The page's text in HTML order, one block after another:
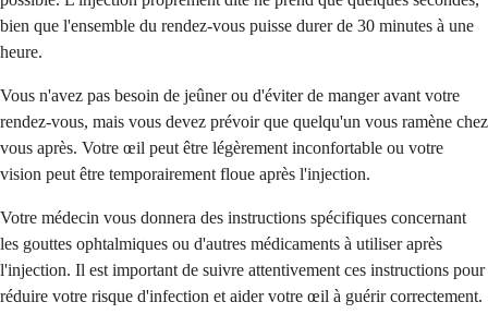
bien que l'ensemble du rendez-vous puisse durer de 30 minutes à une
heure.
Vous n'avez pas besoin de jeûner ou d'éviter de manger avant votre
rendez-vous, mais vous devez prévoir que quelqu'un vous ramène chez
vous après. Votre œil peut être légèrement inconfortable ou votre
vision peut être temporairement floue après l'injection.
Votre médecin vous donnera des instructions spécifiques concernant
les gouttes ophtalmiques ou d'autres médicaments à utiliser après
l'injection. Il est important de suivre attentivement ces instructions pour
réduire votre risque d'infection et aider votre œil à guérir correctement.